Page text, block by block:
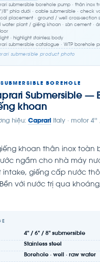
submersible borehole pump · thân inox
8'' phía dưới · cable submersible · check
placement · ground / well cross-section
water plant / giếng khoan · sàn cement ·
· highlight stainless body
submersible catalogue · WTP borehole
submersible product photo
BOREHOLE
Submersible —
khoan
hiệu: Caprari Italy · motor
khoan thân inox toàn
ngầm cho nhà máy
giếng cấp nước thô
với nước trị qua
4'' / 6'' / 8'' submersible
Stainless steel
Borehole · well · raw water